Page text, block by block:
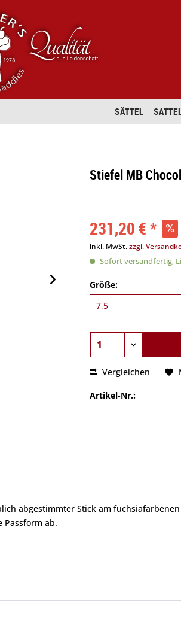
SÄTTEL
Stiefel MB
231,20 € *
inkl. MwSt.zzgl.
Sofort versandfertig,
Größe:
Vergleichen
Artikel-Nr.:
abgestimmter Stick am
ab.